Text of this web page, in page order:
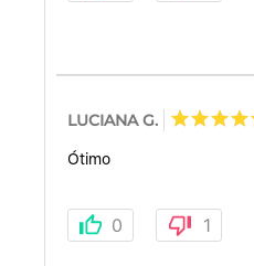
LUCIANA G.
Ótimo
0 1